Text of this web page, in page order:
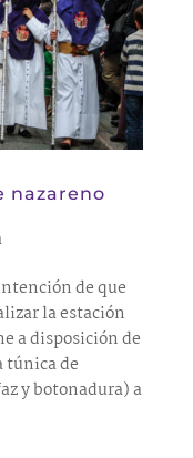
nazareno
de que
la estación
a disposición de
túnica de
y botonadura) a